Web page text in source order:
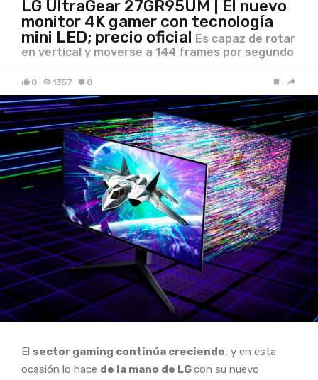
LG UltraGear 27GR95UM | El nuevo
monitor 4K gamer con tecnología
mini LED; precio oficial Es capaz de rotar
en vertical y moverse a 144 frames por segundo
0 1357 0
El sector gaming continúa creciendo, y en esta
ocasión lo hace de la mano de LGcon su nuevo